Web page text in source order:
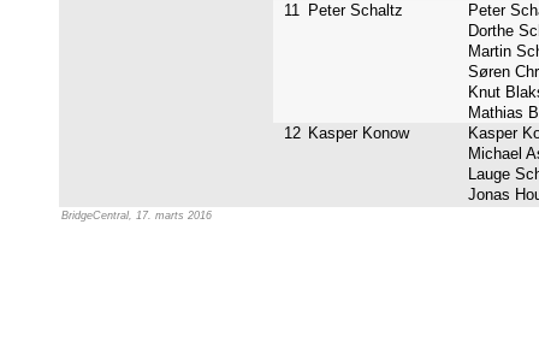
11
Peter Schaltz
Peter
Dorthe
Martin
Søren
Knut
Mathias
12 Kasper Konow
Kasper
Michael
Lauge
Jonas
BridgeCentral, 17. marts 2016